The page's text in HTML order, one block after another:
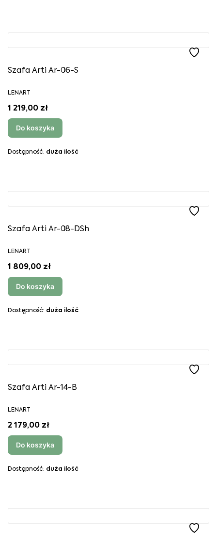
Szafa Arti Ar-06-S
LENART
1 219,00 zł
Do koszyka
Dostępność: duża ilość
Szafa Arti Ar-08-DSh
LENART
1 809,00 zł
Do koszyka
Dostępność: duża ilość
Szafa Arti Ar-14-B
LENART
2 179,00 zł
Do koszyka
Dostępność: duża ilość